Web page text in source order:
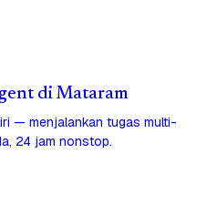
di Mataram
— menjalankan tugas multi-
24 jam nonstop.